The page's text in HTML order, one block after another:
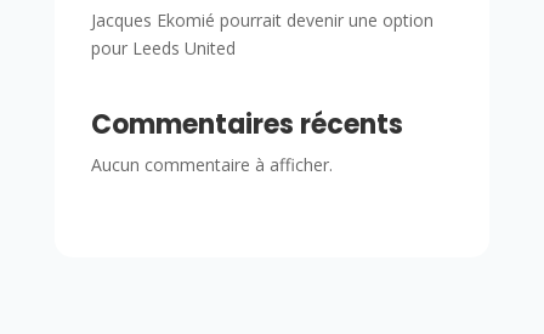
Jacques Ekomié pourrait devenir une option
pour Leeds United
Commentaires récents
Aucun commentaire à afficher.